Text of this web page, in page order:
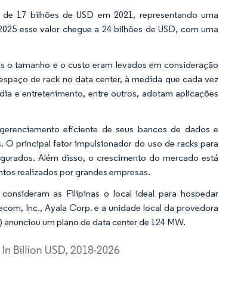
17 bilhões de USD em 2021, representando uma
esse valor chegue a 24 bilhões de USD, com uma
o tamanho e o custo eram levados em consideração
de rack no data center, à medida que cada vez
e entretenimento, entre outros, adotam aplicações
eficiente de seus bancos de dados e
principal fator impulsionador do uso de racks para
Além disso, o crescimento do mercado está
realizados por grandes empresas.
as Filipinas o local ideal para hospedar
Inc., Ayala Corp. e a unidade local da provedora
um plano de data center de 124 MW.